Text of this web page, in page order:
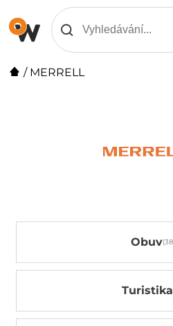
/ MERRELL
Obuv
Turistika